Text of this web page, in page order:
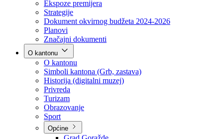
Vlada
Poslovnik
Program rada Vlade
Ekspoze premijera
Strategije
Dokument okvirnog budžeta 2024-2026
Planovi
Značajni dokumenti
O kantonu
O kantonu
Simboli kantona (Grb, zastava)
Historija (digitalni muzej)
Privreda
Turizam
Obrazovanje